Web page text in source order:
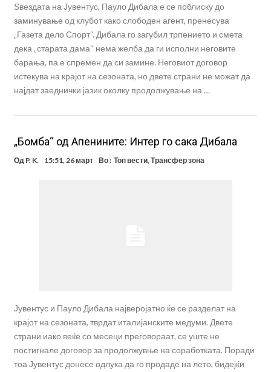
Ѕвездата на Јувентус, Пауло Дибала е се поблиску до
заминување од клубот како слободен агент, пренесува
„Газета дело Спорт“. Дибала го загубил трпението и смета
дека „старата дама“ нема желба да ги исполни неговите
барања, па е спремен да си замине. Неговиот договор
истекува на крајот на сезоната, но двете страни не можат да
најдат заеднички јазик околку продолжување на …
„Бомба“ од Апенините: Интер го сака Дибала
Од P. K. 15:51, 26 март Во : Топ вести,Трансфер зона
Јувентус и Пауло Дибала најверојатно ќе се разделат на
крајот на сезоната, тврдат италијанските медуми. Двете
страни иако веќе со месеци преговораат, се уште не
постигнале договор за продолжувње на соработката. Поради
тоа Јувентус донесе одлука да го продаде на лето, бидејќи